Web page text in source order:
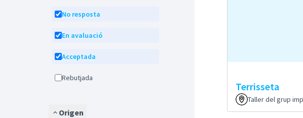
No resposta
En avaluació
Acceptada
Rebutjada
Origen
Terrisseta
Taller del grup